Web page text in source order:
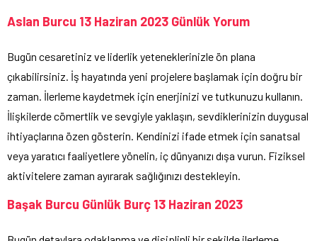
Aslan Burcu 13 Haziran 2023 Günlük Yorum
Bugün cesaretiniz ve liderlik yeteneklerinizle ön plana
çıkabilirsiniz. İş hayatında yeni projelere başlamak için doğru bir
zaman. İlerleme kaydetmek için enerjinizi ve tutkunuzu kullanın.
İlişkilerde cömertlik ve sevgiyle yaklaşın, sevdiklerinizin duygusal
ihtiyaçlarına özen gösterin. Kendinizi ifade etmek için sanatsal
veya yaratıcı faaliyetlere yönelin, iç dünyanızı dışa vurun. Fiziksel
aktivitelere zaman ayırarak sağlığınızı destekleyin.
Başak Burcu Günlük Burç 13 Haziran 2023